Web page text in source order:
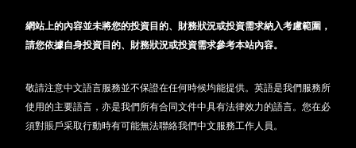
網站上的內容並未將您的投資目的、財務狀況或投資需求納入考慮範圍，
請您依據自身投資目的、財務狀況或投資需求參考本站內容。
敬請注意中文語言服務並不保證在任何時候均能提供。英語是我們服務所
使用的主要語言，亦是我們所有合同文件中具有法律效力的語言。您在必
須對賬戶采取行動時有可能無法聯絡我們中文服務工作人員。